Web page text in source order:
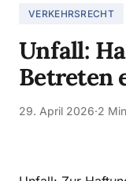
VERKEHRSRECHT
Unfall:
Betreten
29. April 2026·2